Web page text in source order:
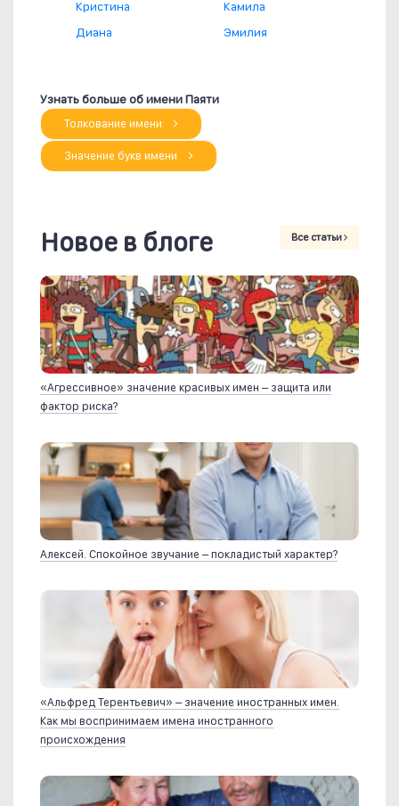
Кристина
Диана
Камила
Эмилия
Узнать больше об имени Паяти
Толкование имени
Значение букв имени
Новое в блоге Все статьи
«Агрессивное» значение красивых имен – защита или
фактор риска?
Алексей. Спокойное звучание – покладистый характер?
«Альфред Терентьевич» – значение иностранных имен.
Как мы воспринимаем имена иностранного
происхождения